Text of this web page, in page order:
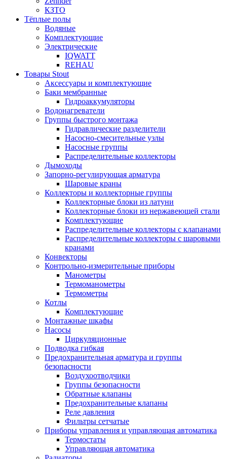
КЗТО
Тёплые полы
Водяные
Комплектующие
Электрические
IQWATT
REHAU
Товары Stout
Аксессуары и комплектующие
Баки мембранные
Гидроаккумуляторы
Водонагреватели
Группы быстрого монтажа
Гидравлические разделители
Насосно-смесительные узлы
Насосные группы
Распределительные коллекторы
Дымоходы
Запорно-регулирующая арматура
Шаровые краны
Коллекторы и коллекторные группы
Коллекторные блоки из латуни
Коллекторные блоки из нержавеющей стали
Комплектующие
Распределительные коллекторы с клапанами
Распределительные коллекторы с шаровыми
кранами
Конвекторы
Контрольно-измерительные приборы
Манометры
Термоманометры
Термометры
Котлы
Комплектующие
Монтажные шкафы
Насосы
Циркуляционные
Подводка гибкая
Предохранительная арматура и группы
безопасности
Воздухоотводчики
Группы безопасности
Обратные клапаны
Предохранительные клапаны
Реле давления
Фильтры сетчатые
Приборы управления и управляющая автоматика
Термостаты
Управляющая автоматика